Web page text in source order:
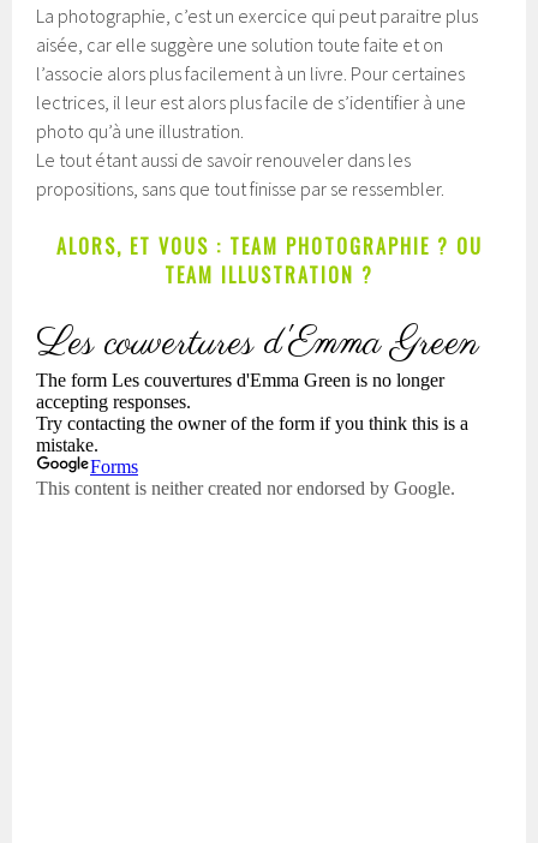
La photographie, c’est un exercice qui peut paraitre plus
aisée, car elle suggère une solution toute faite et on
l’associe alors plus facilement à un livre. Pour certaines
lectrices, il leur est alors plus facile de s’identifier à une
photo qu’à une illustration.
Le tout étant aussi de savoir renouveler dans les
propositions, sans que tout finisse par se ressembler.
ALORS, ET VOUS : TEAM PHOTOGRAPHIE ? OU
TEAM ILLUSTRATION ?